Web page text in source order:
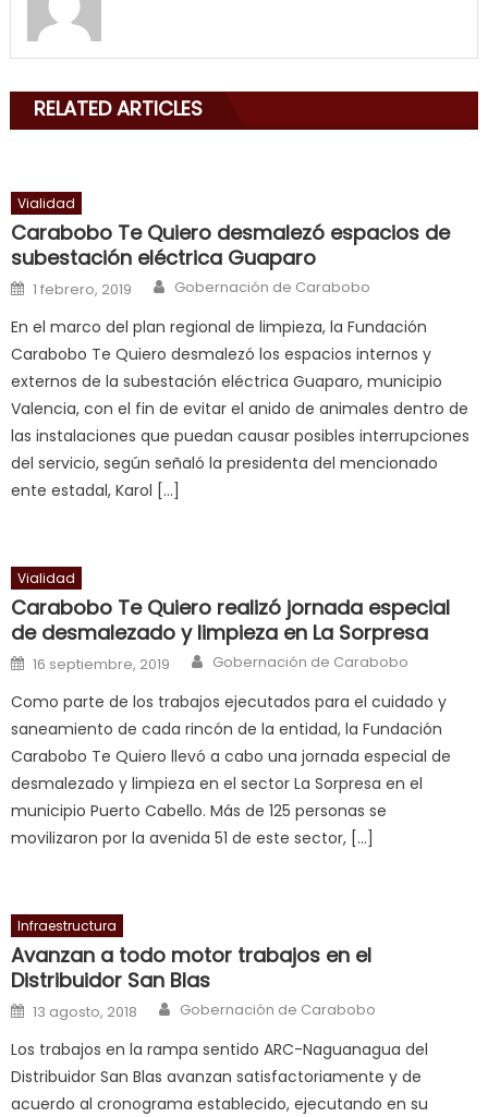
mouth
will
smith
is
cuckold ,
nice
milf
in
squirting,
आपक
न
ह
क
च
त
क
लग
आपक
पस
द,
sexy
bbw
a
long
hard
fuck,
RELATED ARTICLES
Vialidad
Carabobo Te Quiero desmalezó espacios de
subestación eléctrica Guaparo
Posted on
1 febrero, 2019 Author
Gobernación de Carabobo
En el marco del plan regional de limpieza, la Fundación
Carabobo Te Quiero desmalezó los espacios internos y
externos de la subestación eléctrica Guaparo, municipio
Valencia, con el fin de evitar el anido de animales dentro de
las instalaciones que puedan causar posibles interrupciones
del servicio, según señaló la presidenta del mencionado
ente estadal, Karol […]
Vialidad
Carabobo Te Quiero realizó jornada especial
de desmalezado y limpieza en La Sorpresa
Posted on
16 septiembre, 2019 Author
Gobernación de Carabobo
Como parte de los trabajos ejecutados para el cuidado y
saneamiento de cada rincón de la entidad, la Fundación
Carabobo Te Quiero llevó a cabo una jornada especial de
desmalezado y limpieza en el sector La Sorpresa en el
municipio Puerto Cabello. Más de 125 personas se
movilizaron por la avenida 51 de este sector, […]
Infraestructura
Avanzan a todo motor trabajos en el
Distribuidor San Blas
Posted on
13 agosto, 2018 Author
Gobernación de Carabobo
Los trabajos en la rampa sentido ARC-Naguanagua del
Distribuidor San Blas avanzan satisfactoriamente y de
acuerdo al cronograma establecido, ejecutando en su